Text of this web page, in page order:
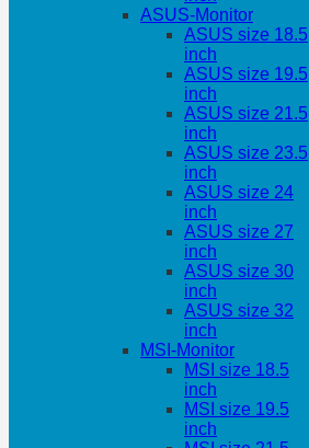
ASUS-Monitor
ASUS size 18.5
inch
ASUS size 19.5
inch
ASUS size 21.5
inch
ASUS size 23.5
inch
ASUS size 24
inch
ASUS size 27
inch
ASUS size 30
inch
ASUS size 32
inch
MSI-Monitor
MSI size 18.5
inch
MSI size 19.5
inch